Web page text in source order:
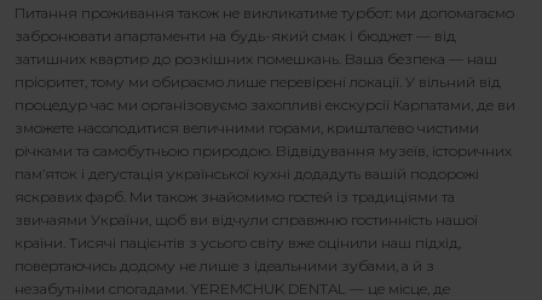
Питання проживання також не викликатиме турбот: ми допомагаємо
забронювати апартаменти на будь-який смак і бюджет — від
затишних квартир до розкішних помешкань. Ваша безпека — наш
пріоритет, тому ми обираємо лише перевірені локації. У вільний від
процедур час ми організовуємо захопливі екскурсії Карпатами, де ви
зможете насолодитися величними горами, кришталево чистими
річками та самобутньою природою. Відвідування музеїв, історичних
пам’яток і дегустація української кухні додадуть вашій подорожі
яскравих фарб. Ми також знайомимо гостей із традиціями та
звичаями України, щоб ви відчули справжню гостинність нашої
країни. Тисячі пацієнтів з усього світу вже оцінили наш підхід,
повертаючись додому не лише з ідеальними зубами, а й з
незабутніми спогадами. YEREMCHUK DENTAL — це місце, де